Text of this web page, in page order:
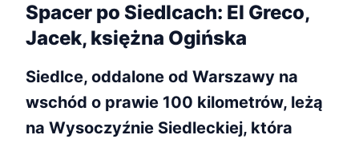
Spacer po Siedlcach: El Greco,
Jacek, księżna Ogińska
Siedlce, oddalone od Warszawy na
wschód o prawie 100 kilometrów, leżą
na Wysoczyźnie Siedleckiej, która